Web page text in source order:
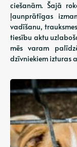
ciešanām. Šajā
ļaunprātīgas
vadīšanu,
tiesību aktu
mēs varam
dzīvniekiem izturas